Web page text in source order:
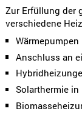
Zur Erfüllung der
verschiedene
Wärmepumpen
Anschluss an
Solarthermie